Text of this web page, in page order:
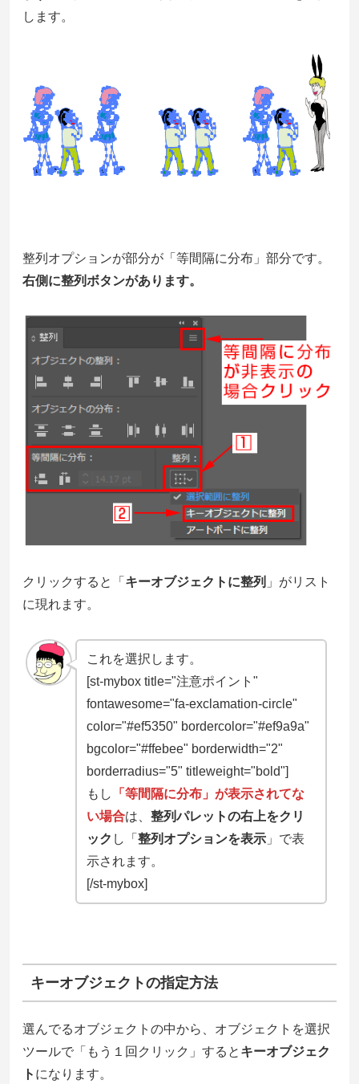
します。
整列オプションが部分が「等間隔に分布」部分です。
右側に整列ボタンがあります。
クリックすると「 キーオブジェクトに整列 」がリスト
に現れます。
これを選択します。
[st-mybox title="注意ポイント"
fontawesome="fa-exclamation-circle"
color="#ef5350" bordercolor="#ef9a9a"
bgcolor="#ffebee" borderwidth="2"
borderradius="5" titleweight="bold"]
もし
「等間隔に分布」が表示されてな
い場合は、 整列パレットの右上をクリ
ック し「 整列オプションを表示 」で表
示されます。
[/st-mybox]
キーオブジェクトの指定方法
選んでるオブジェクトの中から、オブジェクトを選択
ツールで「もう１回クリック」すると キーオブジェク
ト になります。